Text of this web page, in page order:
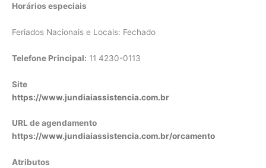
Horários especiais
Feriados Nacionais e Locais: Fechado
Telefone Principal: 11 4230-0113
Site
https://www.jundiaiassistencia.com.br
URL de agendamento
https://www.jundiaiassistencia.com.br/orcamento
Atributos